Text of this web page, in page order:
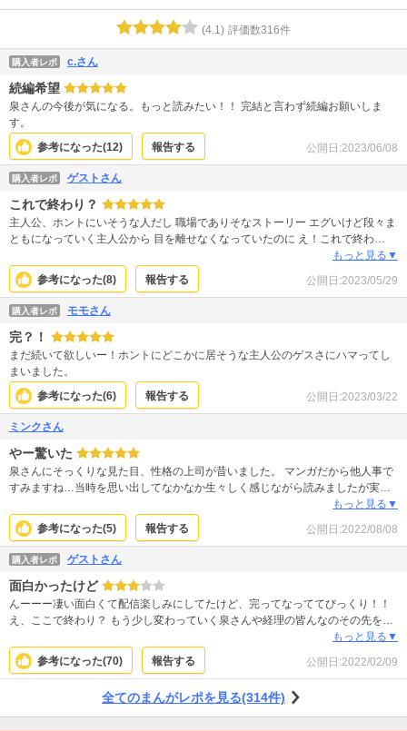
(4.1) 評価数316件
購入者レポ c.さん
続編希望
泉さんの今後が気になる。もっと読みたい！！ 完結と言わず続編お願いしま
す。
参考になった(12) 報告する 公開日:2023/06/08
購入者レポ ゲストさん
これで終わり？
主人公、ホントにいそうな人だし 職場でありそなストーリー エグいけど段々ま
ともになっていく主人公から 目を離せなくなっていたのに え！これで終わ
もっと見る▼
参考になった(8) 報告する 公開日:2023/05/29
購入者レポ モモさん
完？！
まだ続いて欲しいー！ホントにどこかに居そうな主人公のゲスさにハマってし
まいました。
参考になった(6) 報告する 公開日:2023/03/22
ミンクさん
やー驚いた
泉さんにそっくりな見た目、性格の上司が昔いました。 マンガだから他人事で
すみますね…当時を思い出してなかなか生々しく感じながら読みましたが実際
に居るとキツイ…！ いつも人を見下しているひとと毎日関わらないといけない
のは自信がある人と付き合うのとは違う。 作者さんはあの上司を知ってるんか
と思うくらいほんとソックリ！
もっと見る▼
参考になった(5) 報告する 公開日:2022/08/08
購入者レポ ゲストさん
面白かったけど
んーーー凄い面白くて配信楽しみにしてたけど、完ってなっててびっくり！！
え、ここで終わり？ もう少し変わっていく泉さんや経理の皆んなのその先を見
もっと見る▼
参考になった(70) 報告する 公開日:2022/02/09
全てのまんがレポを見る(314件)